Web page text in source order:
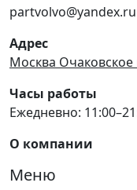
partvolvo@yandex.ru
Адрес
Москва Очаковское
Часы работы
Ежедневно:
О компании
Меню